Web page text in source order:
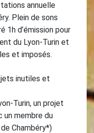
annuelle
Plein de sons
1h d’émission pour
du Lyon-Turin et
et imposés.
inutiles et
Turin, un projet
un membre du
Chambéry*)